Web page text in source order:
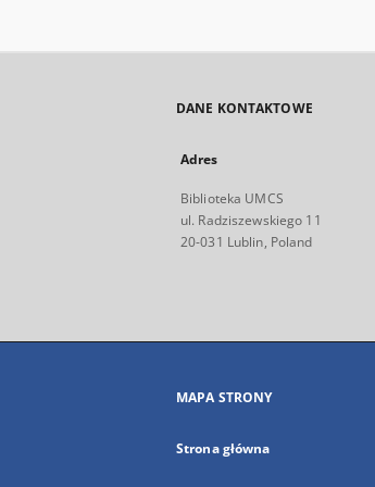
DANE KONTAKTOWE
Adres
Biblioteka UMCS
ul. Radziszewskiego 11
20-031 Lublin, Poland
MAPA STRONY
Strona główna